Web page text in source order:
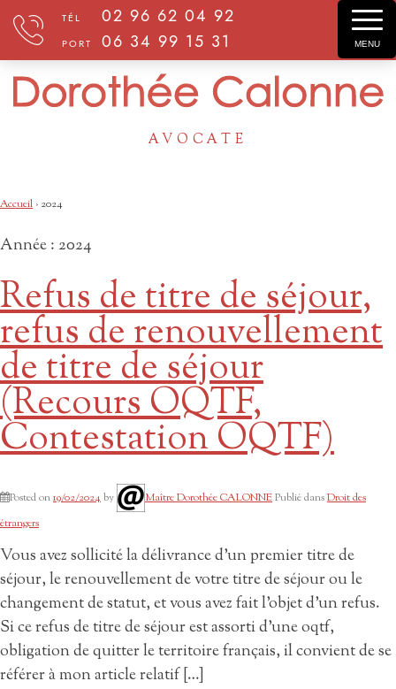
AVOCATE
TÉL 02 96 62 04 92
PORT 06 34 99 15 31
Accueil › 2024
Année :2024
Refus de titre de séjour,
refus de renouvellement
de titre de séjour
(Recours OQTF,
Contestation OQTF)
Posted on19/02/2024by Maître Dorothée CALONNEPublié dansDroit des
étrangers
Vous avez sollicité la délivrance d’un premier titre de
séjour, le renouvellement de votre titre de séjour ou le
changement de statut, et vous avez fait l’objet d’un refus.
Si ce refus de titre de séjour est assorti d’une oqtf,
obligation de quitter le territoire français, il convient de se
référer à mon article relatif […]
MENU